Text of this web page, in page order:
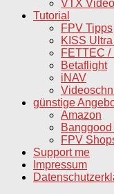
VTX
Tutorial
FPV Tipps
KISS
FETTEC /
Betaflight
iNAV
günstige
Amazon
FPV
Support me
Impressum